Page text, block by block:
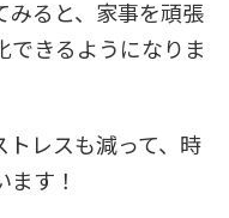
みると、家事を頑張
できるようになりま
レスも減って、時
す！